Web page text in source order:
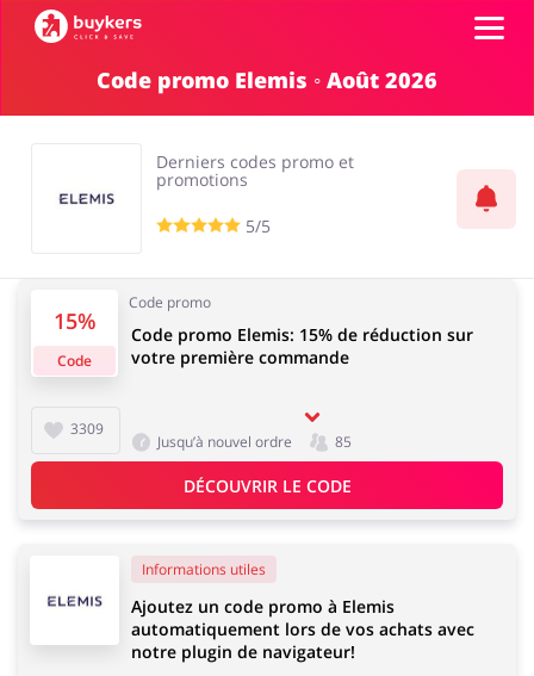
Catégories
Se connecter
Code promo Elemis ◦ Août 2026
Derniers codes promo et
promotions
5/5
15%
Code
Code promo
3309
Code promo Elemis: 15% de réduction sur
votre première commande
Jusqu’à nouvel ordre 85
DÉCOUVRIR LE CODE
Informations utiles
Ajoutez un code promo à Elemis
automatiquement lors de vos achats avec
notre plugin de navigateur!